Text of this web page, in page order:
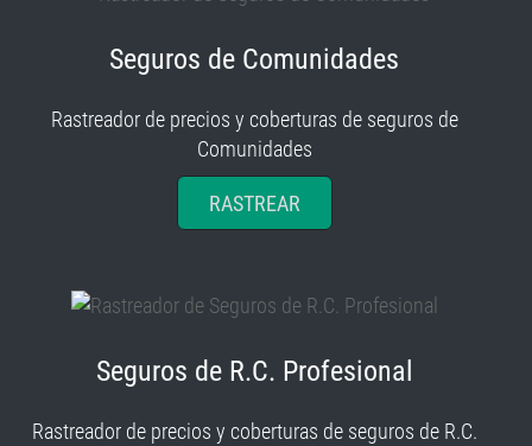
Seguros de Comunidades
Rastreador de precios y coberturas de seguros de
Comunidades
RASTREAR
Seguros de R.C. Profesional
Rastreador de precios y coberturas de seguros de R.C.